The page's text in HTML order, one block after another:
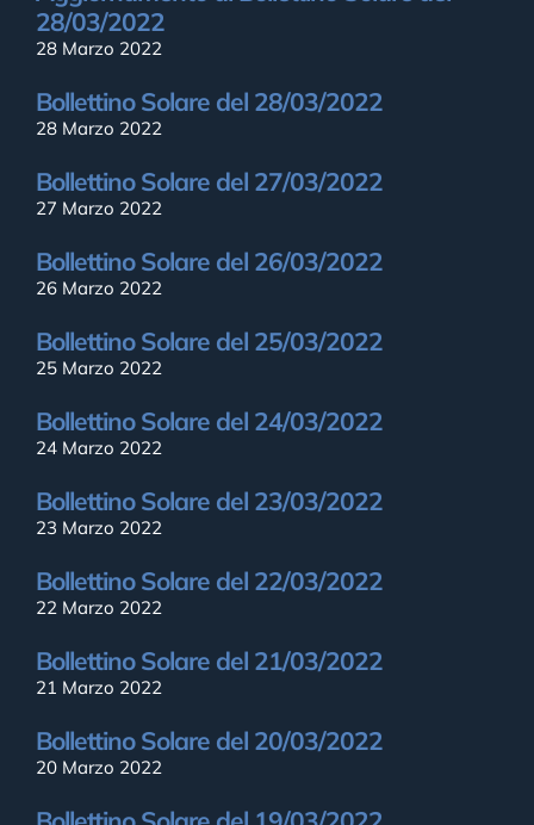
28/03/2022
28 Marzo 2022
Bollettino Solare del 28/03/2022
28 Marzo 2022
Bollettino Solare del 27/03/2022
27 Marzo 2022
Bollettino Solare del 26/03/2022
26 Marzo 2022
Bollettino Solare del 25/03/2022
25 Marzo 2022
Bollettino Solare del 24/03/2022
24 Marzo 2022
Bollettino Solare del 23/03/2022
23 Marzo 2022
Bollettino Solare del 22/03/2022
22 Marzo 2022
Bollettino Solare del 21/03/2022
21 Marzo 2022
Bollettino Solare del 20/03/2022
20 Marzo 2022